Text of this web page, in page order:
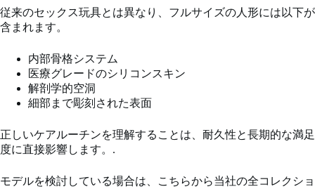
従来のセックス玩具とは異なり、フルサイズの人形には以下が
含まれます。
内部骨格システム
医療グレードのシリコンスキン
解剖学的空洞
細部まで彫刻された表面
正しいケアルーチンを理解することは、耐久性と長期的な満足
度に直接影響します。.
モデルを検討している場合は、こちらから当社の全コレクショ